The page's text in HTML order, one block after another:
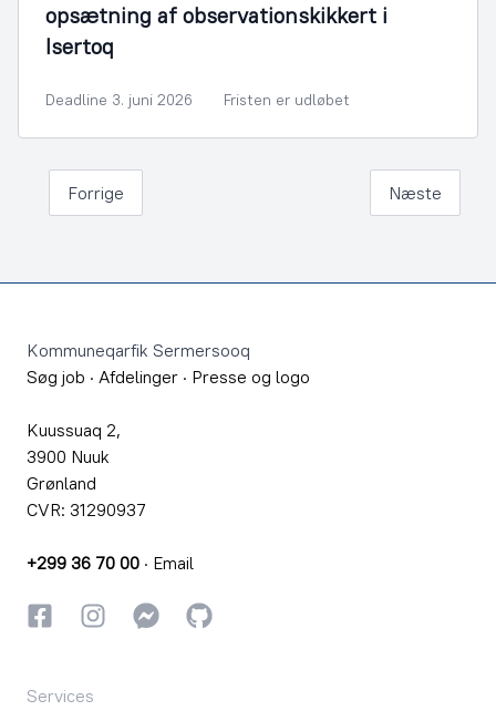
opsætning af observationskikkert i
Isertoq
Deadline 3. juni 2026 Fristen er udløbet
Forrige Næste
Kommuneqarfik Sermersooq
Søg job · Afdelinger · Presse og logo
Kuussuaq 2,
3900 Nuuk
Grønland
CVR: 31290937
+299 36 70 00 · Email
FacebookInstagramInstagram
GitHub
Services